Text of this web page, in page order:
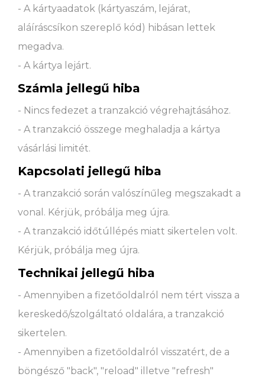
- A kártyaadatok (kártyaszám, lejárat,
aláíráscsíkon szereplő kód) hibásan lettek
megadva.
- A kártya lejárt.
Számla jellegű hiba
- Nincs fedezet a tranzakció végrehajtásához.
- A tranzakció összege meghaladja a kártya
vásárlási limitét.
Kapcsolati jellegű hiba
- A tranzakció során valószínűleg megszakadt a
vonal. Kérjük, próbálja meg újra.
- A tranzakció időtúllépés miatt sikertelen volt.
Kérjük, próbálja meg újra.
Technikai jellegű hiba
- Amennyiben a fizetőoldalról nem tért vissza a
kereskedő/szolgáltató oldalára, a tranzakció
sikertelen.
- Amennyiben a fizetőoldalról visszatért, de a
böngésző "back", "reload" illetve "refresh"